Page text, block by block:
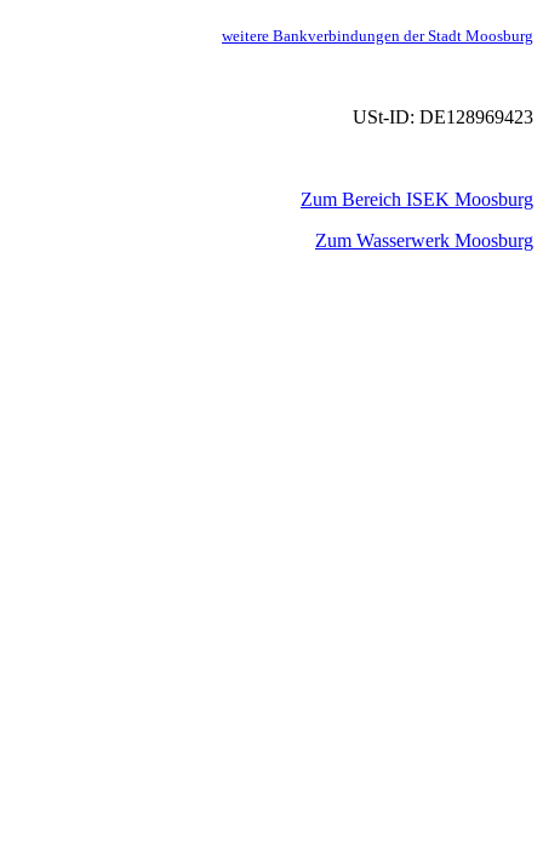
weitere Bankverbindungen der Stadt Moosburg
USt-ID: DE128969423
Zum Bereich ISEK Moosburg
Zum Wasserwerk Moosburg